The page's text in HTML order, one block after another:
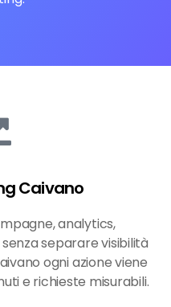
Caivano
analytics,
separare visibilità
ogni azione viene
e richieste misurabili.